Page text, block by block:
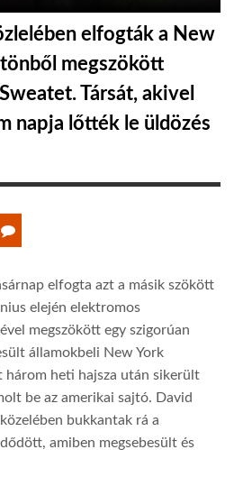
elfogták a New
megszökött
Társát, akivel
napja lőtték le üldözés
elfogta azt a másik szökött
elején elektromos
megszökött egy szigorúan
államokbeli New York
három heti hajsza után sikerült
be az amerikai sajtó. David
bukkantak rá a
amiben megsebesült és